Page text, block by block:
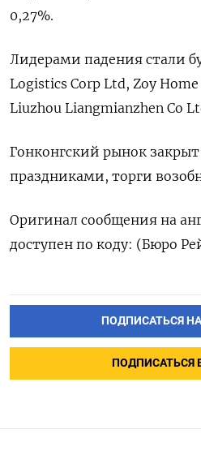
0,27%.
Лидерами падения стали
Logistics Corp Ltd, Zoy
Liuzhou Liangmianzhen Co
Гонконгский рынок
праздниками, торги
Оригинал сообщения на
доступен по коду: (Бюро
ПОДПИСАТЬСЯ
ПОДПИСАТЬСЯ В